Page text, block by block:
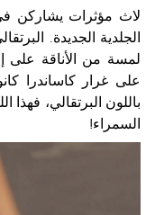
الجلدية الجديدة.
لمسة من الأناقة على
باللون البرتقالي،
السمراء!